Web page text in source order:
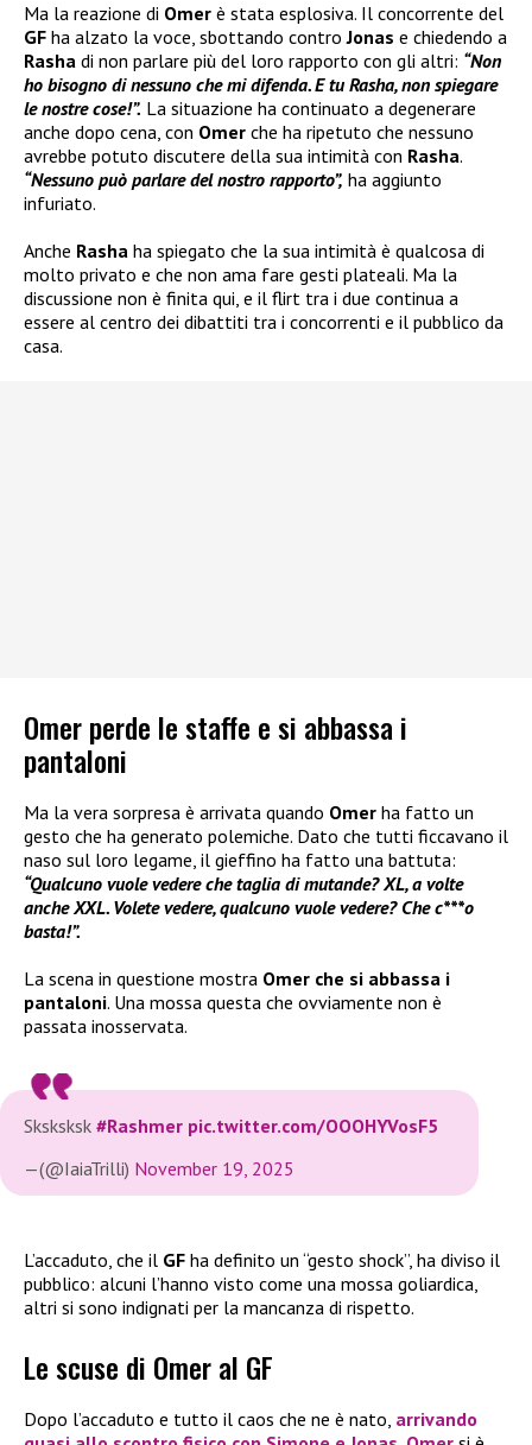
Ma la reazione di Omer è stata esplosiva. Il concorrente del
GF ha alzato la voce, sbottando controJonas e chiedendo a
Rasha di non parlare più del loro rapporto con gli altri: “Non
ho bisogno di nessuno che mi difenda. E tu Rasha, non spiegare
le nostre cose!”. La situazione ha continuato a degenerare
anche dopo cena, con Omer che ha ripetuto che nessuno
avrebbe potuto discutere della sua intimità con Rasha.
“Nessuno può parlare del nostro rapporto”, ha aggiunto
infuriato.
Anche Rasha ha spiegato che la sua intimità è qualcosa di
molto privato e che non ama fare gesti plateali. Ma la
discussione non è finita qui, e il flirt tra i due continua a
essere al centro dei dibattiti tra i concorrenti e il pubblico da
casa.
Omer perde le staffe e si abbassa i
pantaloni
Ma la vera sorpresa è arrivata quando Omer ha fatto un
gesto che ha generato polemiche. Dato che tutti ficcavano il
naso sul loro legame, il gieffino ha fatto una battuta:
“Qualcuno vuole vedere che taglia di mutande? XL, a volte
anche XXL. Volete vedere, qualcuno vuole vedere? Che c***o
basta!”.
La scena in questione mostra Omer che si abbassa i
pantaloni. Una mossa questa che ovviamente non è
passata inosservata.
Sksksksk #Rashmer pic.twitter.com/OOOHYVosF5
—(@IaiaTrilli) November 19, 2025
L’accaduto, che il GF ha definito un “gesto shock”, ha diviso il
pubblico: alcuni l’hanno visto come una mossa goliardica,
altri si sono indignati per la mancanza di rispetto.
Le scuse di Omer al GF
Dopo l’accaduto e tutto il caos che ne è nato, arrivando